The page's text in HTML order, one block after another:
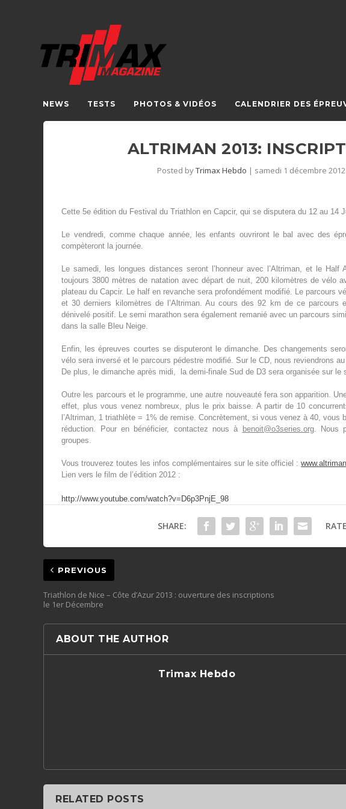
NEWS TESTS PHOTOS & VIDÉOS CALENDRIER DES
ALTRIMAN 2013:
Posted byTrimax Hebdo | samedi 1 décembre 2012
Cette 5e édition du Festival du Triathlon en Capcir, qui se disputera du 12 au 14
Le vendredi, comme chaque année, les enfants ouvriront le bal avec des
compèteront la journée.
Le samedi, les longues distances seront l’honneur avec l’Altriman, et le
toujours 3800 mètres de natation avec départ de nuit, 200 kilomètres de vélo
plateau du Capcir. Le half en revanche sera profondément modifié. Le parcours
et 30 derniers kilomètres de l’Altriman. Au cours des 92 km de ce parcours
dénivelé positif. Le semi marathon sera également remanié avec un parcours
dans la salle Bleu Neige.
Enfin, les épreuves courtes se disputeront le dimanche. Des changements
vélo sera inversé et le parcours pédestre modifié. Sur le CD, nous reviendrons
De plus, le dimanche après midi, la demi-finale Sud de D3 sera organisée sur le
Outre les parcours et le programme, une autre nouveauté fera son apparition.
effet, plus vous venez nombreux, plus le prix baisse. A partir de 10
l’Altriman, 1 triathlète = 1% de remise. Concrètement, si vous venez à 40,
réduction. Pour en bénéficier, contactez nous à
benoit@o3series.org. Nous
groupes.
Vous trouverez toutes les infos complémentaires sur le site officiel :
Lien vers le film de l’édition 2012 :
http://www.youtube.com/watch?v=D6p3PnjE_98
SHARE:
PREVIOUS
Triathlon de Nice – Côte d’Azur 2013 : ouverture des inscriptions
le 1er Décembre
ABOUT THE AUTHOR
Trimax Hebdo
RELATED POSTS